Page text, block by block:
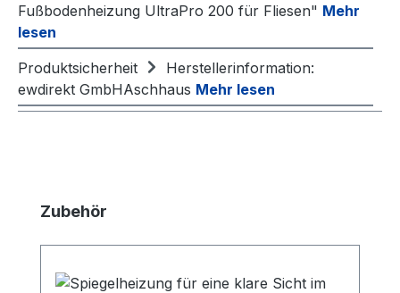
Fußbodenheizung UltraPro 200 für Fliesen" Mehr
lesen
Produktsicherheit
Herstellerinformation:
ewdirekt GmbHAschhaus Mehr lesen
Produktgalerie überspringen
Zubehör